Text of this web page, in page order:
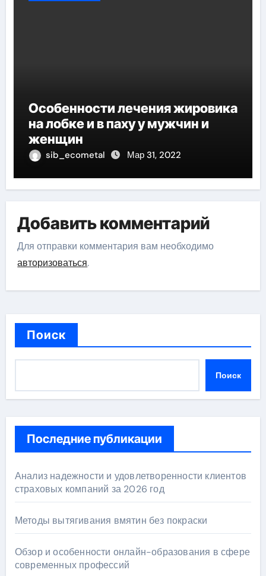
Особенности лечения жировика
на лобке и в паху у мужчин и
женщин
sib_ecometal Мар 31, 2022
Добавить комментарий
Для отправки комментария вам необходимо
авторизоваться.
Поиск
Поиск
Последние публикации
Анализ надежности и удовлетворенности клиентов
страховых компаний за 2026 год
Методы вытягивания вмятин без покраски
Обзор и особенности онлайн-образования в сфере
современных профессий